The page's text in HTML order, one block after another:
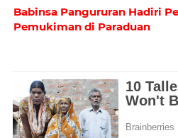
Babinsa Pangururan Hadiri
Pemukiman di Paraduan